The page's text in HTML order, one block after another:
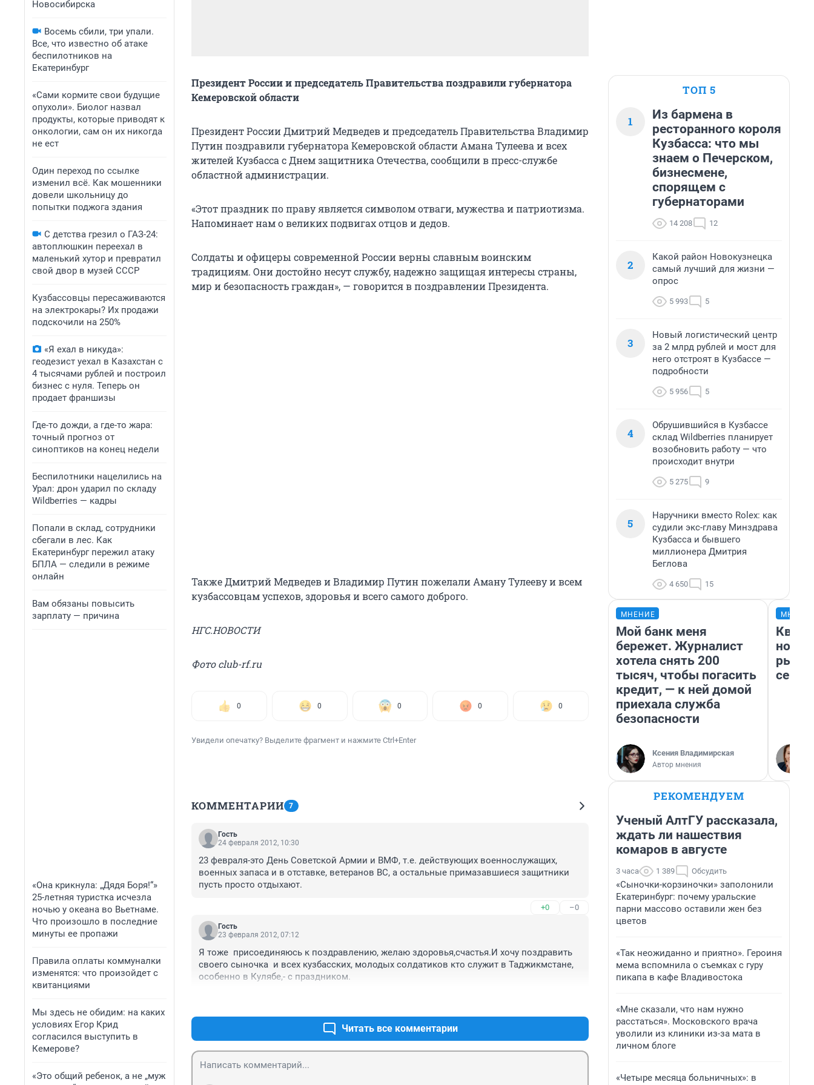
Новосибирска
Восемь сбили, три упали.
Все, что известно об атаке
беспилотников на
Екатеринбург
«Сами кормите свои будущие
опухоли». Биолог назвал
продукты, которые приводят к
онкологии, сам он их никогда
не ест
Один переход по ссылке
изменил всё. Как мошенники
довели школьницу до
попытки поджога здания
С детства грезил о ГАЗ-24:
автоплюшкин переехал в
маленький хутор и превратил
свой двор в музей СССР
Кузбассовцы пересаживаются
на электрокары? Их продажи
подскочили на 250%
«Я ехал в никуда»:
геодезист уехал в Казахстан с
4 тысячами рублей и построил
бизнес с нуля. Теперь он
продает франшизы
Где-то дожди, а где-то жара:
точный прогноз от
синоптиков на конец недели
Беспилотники нацелились на
Урал: дрон ударил по складу
Wildberries — кадры
Попали в склад, сотрудники
сбегали в лес. Как
Екатеринбург пережил атаку
БПЛА — следили в режиме
онлайн
Вам обязаны повысить
зарплату — причина
«Она крикнула: „Дядя Боря!“»
25-летняя туристка исчезла
ночью у океана во Вьетнаме.
Что произошло в последние
минуты ее пропажи
Правила оплаты коммуналки
изменятся: что произойдет с
квитанциями
Мы здесь не обидим: на каких
условиях Егор Крид
согласился выступить в
Кемерове?
«Это общий ребенок, а не „муж
Президент России и председатель Правительства поздравили губернатора
Кемеровской области
Президент России Дмитрий Медведев и председатель Правительства Владимир
Путин поздравили губернатора Кемеровской области Амана Тулеева и всех
жителей Кузбасса с Днем защитника Отечества, сообщили в пресс-службе
областной администрации.
«Этот праздник по праву является символом отваги, мужества и патриотизма.
Напоминает нам о великих подвигах отцов и дедов.
Солдаты и офицеры современной России верны славным воинским
традициям. Они достойно несут службу, надежно защищая интересы страны,
мир и безопасность граждан», — говорится в поздравлении Президента.
Также Дмитрий Медведев и Владимир Путин пожелали Аману Тулееву и всем
кузбассовцам успехов, здоровья и всего самого доброго.
НГС.НОВОСТИ
Фото club-rf.ru
0 0 0 0 0
Увидели опечатку? Выделите фрагмент и нажмите Ctrl+Enter
КОММЕНТАРИИ 7
Гость
24 февраля 2012, 10:30
23 февраля-это День Советской Армии и ВМФ, т.е. действующих военнослужащих,
военных запаса и в отставке, ветеранов ВС, а остальные примазавшиеся защитники
пусть просто отдыхают.
+0 –0
Гость
23 февраля 2012, 07:12
Я тоже  присоединяюсь к поздравлению, желаю здоровья,счастья.И хочу поздравить
своего сыночка  и всех кузбасских, молодых солдатиков кто служит в Таджикмстане,
особенно в Кулябе,- с праздником.
Читать все комментарии
ТОП 5
1
Из бармена в
ресторанного короля
Кузбасса: что мы
знаем о Печерском,
бизнесмене,
спорящем с
губернаторами
14 208 12
2
Какой район Новокузнецка
самый лучший для жизни —
опрос
5 993 5
3
Новый логистический центр
за 2 млрд рублей и мост для
него отстроят в Кузбассе —
подробности
5 956 5
4
Обрушившийся в Кузбассе
склад Wildberries планирует
возобновить работу — что
происходит внутри
5 275 9
5
Наручники вместо Rolex: как
судили экс-главу Минздрава
Кузбасса и бывшего
миллионера Дмитрия
Беглова
4 650 15
МНЕНИЕ
Мой банк меня
бережет. Журналист
хотела снять 200
тысяч, чтобы погасить
кредит, — к ней домой
приехала служба
безопасности
Ксения Владимирская
Автор мнения
но
РЕКОМЕНДУЕМ
Ученый АлтГУ рассказала,
ждать ли нашествия
комаров в августе
3 часа 1 389 Обсудить
«Сыночки-корзиночки» заполонили
Екатеринбург: почему уральские
парни массово оставили жен без
цветов
«Так неожиданно и приятно». Героиня
мема вспомнила о съемках с гуру
пикапа в кафе Владивостока
«Мне сказали, что нам нужно
расстаться». Московского врача
уволили из клиники из-за мата в
личном блоге
«Четыре месяца больничных»: в